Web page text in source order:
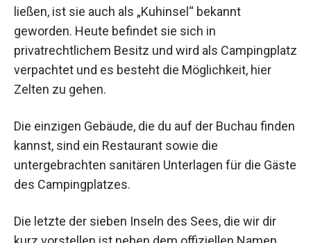
ließen, ist sie auch als „Kuhinsel“ bekannt
geworden. Heute befindet sie sich in
privatrechtlichem Besitz und wird als Campingplatz
verpachtet und es besteht die Möglichkeit, hier
Zelten zu gehen.
Die einzigen Gebäude, die du auf der Buchau finden
kannst, sind ein Restaurant sowie die
untergebrachten sanitären Unterlagen für die Gäste
des Campingplatzes.
Die letzte der sieben Inseln des Sees, die wir dir